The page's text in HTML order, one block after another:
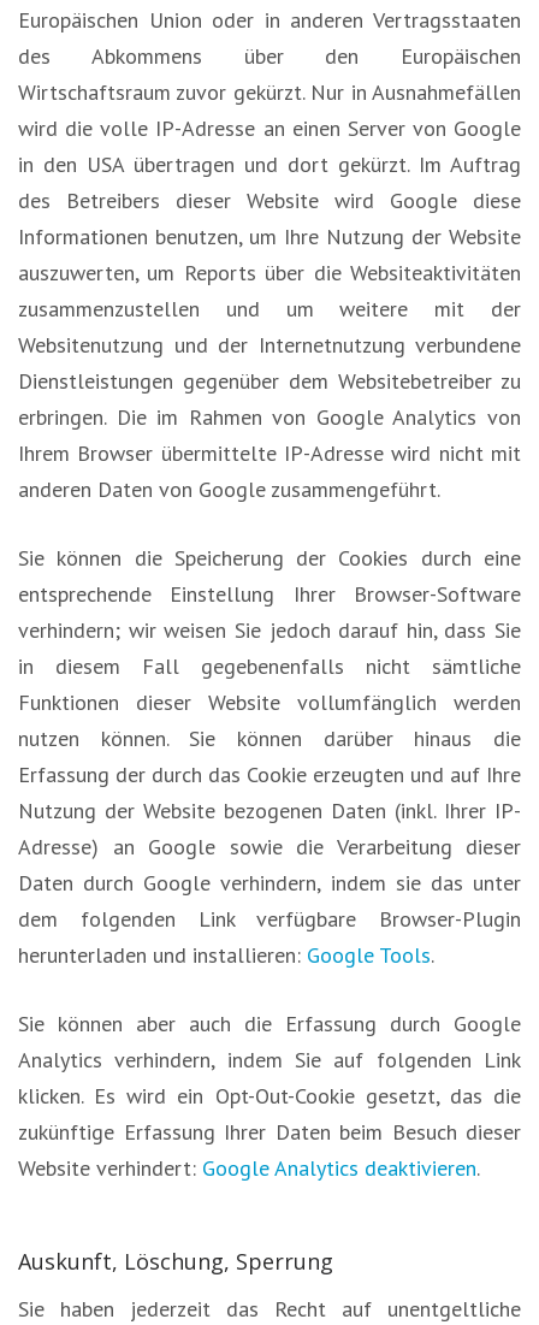
Europäischen Union oder in anderen Vertragsstaaten
des Abkommens über den Europäischen
Wirtschaftsraum zuvor gekürzt. Nur in Ausnahmefällen
wird die volle IP-Adresse an einen Server von Google
in den USA übertragen und dort gekürzt. Im Auftrag
des Betreibers dieser Website wird Google diese
Informationen benutzen, um Ihre Nutzung der Website
auszuwerten, um Reports über die Websiteaktivitäten
zusammenzustellen und um weitere mit der
Websitenutzung und der Internetnutzung verbundene
Dienstleistungen gegenüber dem Websitebetreiber zu
erbringen. Die im Rahmen von Google Analytics von
Ihrem Browser übermittelte IP-Adresse wird nicht mit
anderen Daten von Google zusammengeführt.
Sie können die Speicherung der Cookies durch eine
entsprechende Einstellung Ihrer Browser-Software
verhindern; wir weisen Sie jedoch darauf hin, dass Sie
in diesem Fall gegebenenfalls nicht sämtliche
Funktionen dieser Website vollumfänglich werden
nutzen können. Sie können darüber hinaus die
Erfassung der durch das Cookie erzeugten und auf Ihre
Nutzung der Website bezogenen Daten (inkl. Ihrer IP-
Adresse) an Google sowie die Verarbeitung dieser
Daten durch Google verhindern, indem sie das unter
dem folgenden Link verfügbare Browser-Plugin
herunterladen und installieren: Google Tools.
Sie können aber auch die Erfassung durch Google
Analytics verhindern, indem Sie auf folgenden Link
klicken. Es wird ein Opt-Out-Cookie gesetzt, das die
zukünftige Erfassung Ihrer Daten beim Besuch dieser
Website verhindert: Google Analytics deaktivieren.
Auskunft, Löschung, Sperrung
Sie haben jederzeit das Recht auf unentgeltliche